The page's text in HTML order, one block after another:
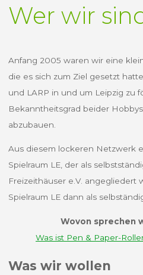
Wer wir
Anfang 2005 waren wir eine
die es sich zum Ziel gesetzt
und LARP in und um Leipzig zu
Bekanntheitsgrad beider
abzubauen.
Aus diesem lockeren Netzwerk
Spielraum LE, der als
Freizeithäuser e.V. angegliedert
Spielraum LE dann als
Wovon sprechen
Was ist Pen & Paper-
Was wir wollen